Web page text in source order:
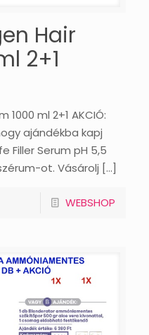
Hair
2+1
1000 ml 2+1 AKCIÓ:
ajándékba kapj
Filler Serum pH 5,5
ot. Vásárolj […]
WEBSHOP